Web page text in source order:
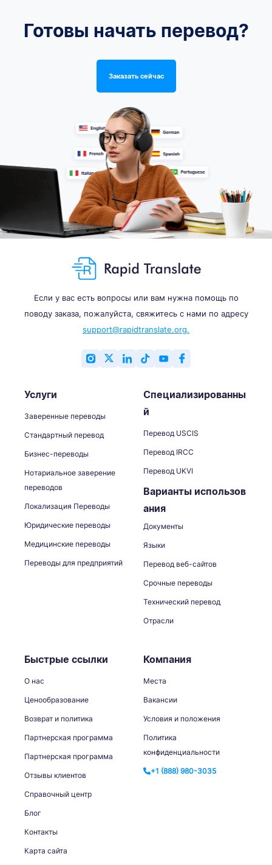
Готовы начать перевод?
Заказать сейчас
Если у вас есть вопросы или вам нужна помощь по
поводу заказа, пожалуйста, свяжитесь с нами по адресу
support@rapidtranslate.org.
Услуги
Заверенные переводы
Стандартный перевод
Бизнес-переводы
Нотариальное заверение
переводов
Локализация Переводы
Юридические переводы
Медицинские переводы
Переводы для предприятий
Специализированны
й
Перевод USCIS
Перевод IRCC
Перевод UKVI
Варианты использов
ания
Документы
Языки
Перевод веб-сайтов
Срочные переводы
Технический перевод
Отрасли
Быстрые ссылки
О нас
Ценообразование
Возврат и политика
Партнерская программа
Партнерская программа
Отзывы клиентов
Справочный центр
Блог
Контакты
Карта сайта
Компания
Места
Вакансии
Условия и положения
Политика
конфиденциальности
+1 (888) 980-3035